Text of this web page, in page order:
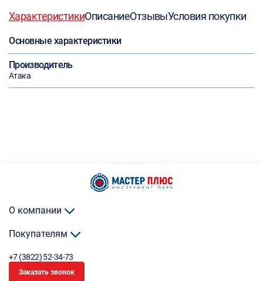
ХарактеристикиОписаниеОтзывыУсловия покупки
Основные характеристики
Производитель
Атака
О компании
Покупателям
+7 (3822) 52-34-73
Заказать звонок